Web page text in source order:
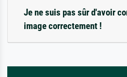
Je ne suis pas sûr d'avoir
image correctement !